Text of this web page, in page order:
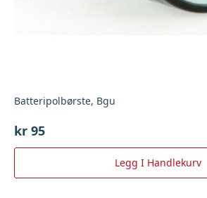
Batteripolbørste, Bgu
kr 95
Legg I Handlekurv